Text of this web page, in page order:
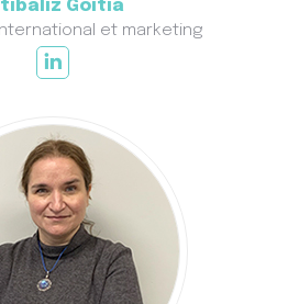
Goitia
et marketing